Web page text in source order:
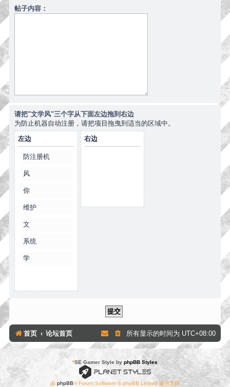
帖子内容：
请把"文学风"三个字从下面左边拖到右边
为防止机器自动注册，请把项目拖曳到适当的区域中。
左边
防注册机
风
你
维护
文
系统
学
右边
首页 论坛首页 所有显示的时间为 UTC+08:00
*SE Gamer Style by phpBB Styles
由 phpBB® Forum Software © phpBB Limited 提供支持